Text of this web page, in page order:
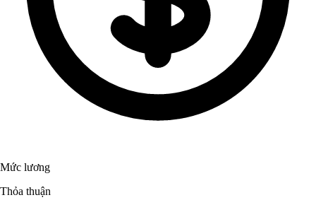
Mức lương
Thỏa thuận